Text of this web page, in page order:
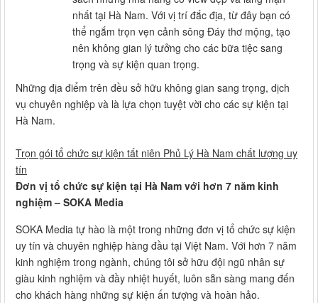
nhất tại Hà Nam. Với vị trí đắc địa, từ đây bạn có
thể ngắm trọn vẹn cảnh sông Đáy thơ mộng, tạo
nên không gian lý tưởng cho các bữa tiệc sang
trọng và sự kiện quan trọng.
Những địa điểm trên đều sở hữu không gian sang trọng, dịch
vụ chuyên nghiệp và là lựa chọn tuyệt vời cho các sự kiện tại
Hà Nam.
Trọn gói tổ chức sự kiện tất niên Phủ Lý Hà Nam chất lượng uy
tín
Đơn vị tổ chức sự kiện tại Hà Nam với hơn 7 năm kinh
nghiệm – SOKA Media
SOKA Media tự hào là một trong những đơn vị tổ chức sự kiện
uy tín và chuyên nghiệp hàng đầu tại Việt Nam. Với hơn 7 năm
kinh nghiệm trong ngành, chúng tôi sở hữu đội ngũ nhân sự
giàu kinh nghiệm và đầy nhiệt huyết, luôn sẵn sàng mang đến
cho khách hàng những sự kiện ấn tượng và hoàn hảo.